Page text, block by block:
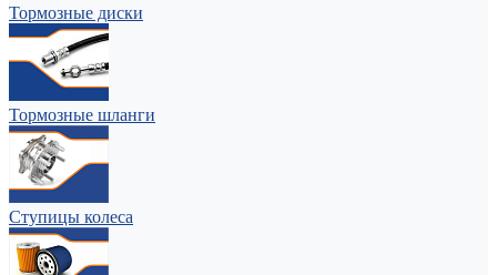
Тормозные диски
Тормозные шланги
Ступицы колеса